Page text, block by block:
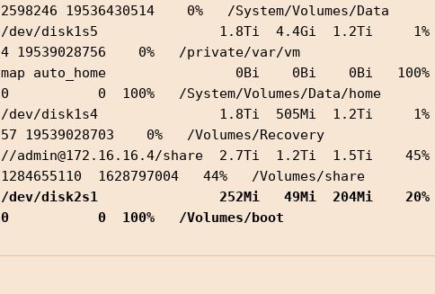
2598246 19536430514    0%   /System/Volumes/Data
/dev/disk1s5               1.8Ti  4.4Gi  1.2Ti     1%
4 19539028756    0%   /private/var/vm
map auto_home                0Bi    0Bi    0Bi   100%
0           0  100%   /System/Volumes/Data/home
/dev/disk1s4               1.8Ti  505Mi  1.2Ti     1%
57 19539028703    0%   /Volumes/Recovery
//admin@172.16.16.4/share  2.7Ti  1.2Ti  1.5Ti    45%
/dev/disk2s1               252Mi   49Mi  204Mi    20%
0           0  100%   /Volumes/boot